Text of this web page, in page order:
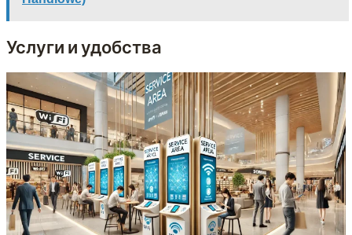
Услуги и удобства